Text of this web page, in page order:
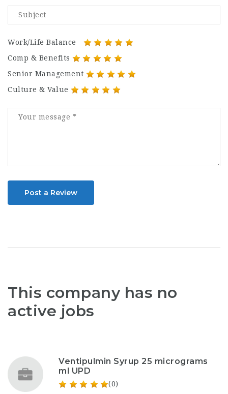
Work/Life Balance
Comp & Benefits
Senior Management
Culture & Value
Post a Review
This company has no
active jobs
Ventipulmin Syrup 25 micrograms
ml UPD
(0)